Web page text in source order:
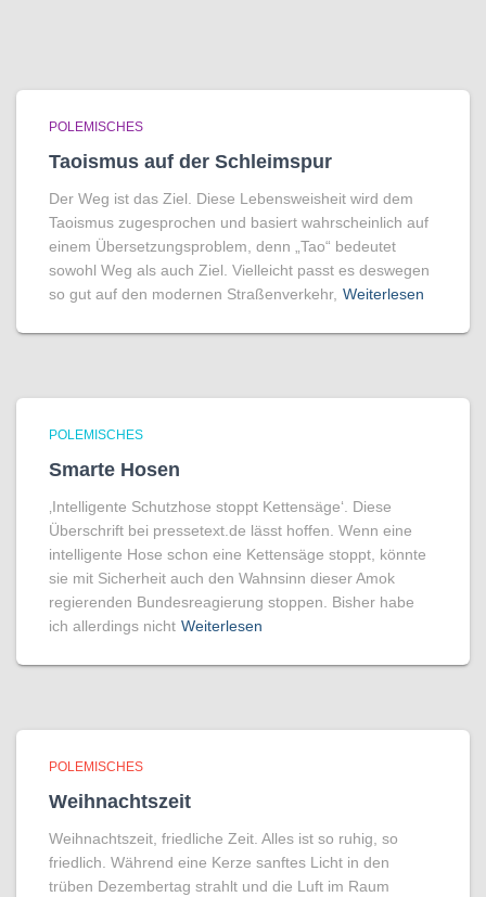
POLEMISCHES
Taoismus auf der Schleimspur
Der Weg ist das Ziel. Diese Lebensweisheit wird dem
Taoismus zugesprochen und basiert wahrscheinlich auf
einem Übersetzungsproblem, denn „Tao“ bedeutet
sowohl Weg als auch Ziel. Vielleicht passt es deswegen
so gut auf den modernen Straßenverkehr, Weiterlesen
POLEMISCHES
Smarte Hosen
‚Intelligente Schutzhose stoppt Kettensäge‘. Diese
Überschrift bei pressetext.de lässt hoffen. Wenn eine
intelligente Hose schon eine Kettensäge stoppt, könnte
sie mit Sicherheit auch den Wahnsinn dieser Amok
regierenden Bundesreagierung stoppen. Bisher habe
ich allerdings nicht Weiterlesen
POLEMISCHES
Weihnachtszeit
Weihnachtszeit, friedliche Zeit. Alles ist so ruhig, so
friedlich. Während eine Kerze sanftes Licht in den
trüben Dezembertag strahlt und die Luft im Raum